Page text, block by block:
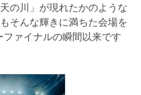
の川」が現れたかのような
そんな輝きに満ちた会場を
ァイナルの瞬間以来です